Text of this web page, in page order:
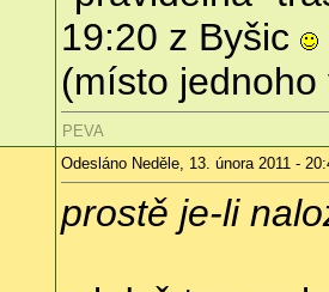
19:20 z Byšic
(místo
PEVA
Odesláno Neděle, 13. února 2011 -
prostě je-li